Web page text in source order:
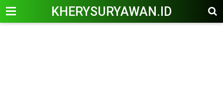
KHERYSURYAWAN.ID